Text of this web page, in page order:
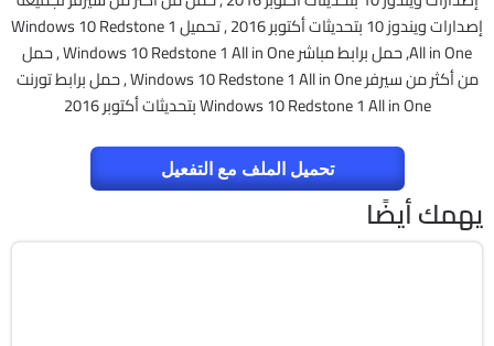
إصدارات ويندوز 10 بتحديثات أكتوبر 2016 , تحميل Windows 10 Redstone 1
All in One, حمل برابط مباشر Windows 10 Redstone 1 All in One , حمل
من أكثر من سيرفر Windows 10 Redstone 1 All in One , حمل برابط تورنت
Windows 10 Redstone 1 All in One بتحديثات أكتوبر 2016
تحميل الملف مع التفعيل
يهمك أيضًا